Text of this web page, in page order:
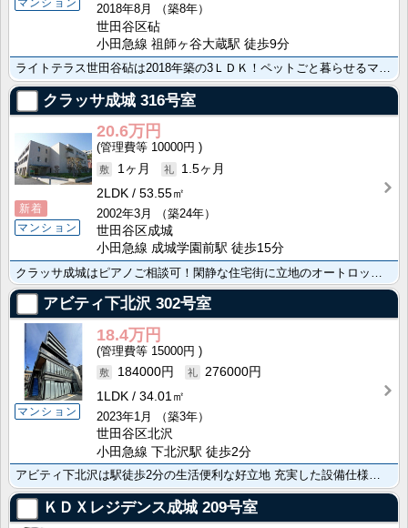
マンション 2018年8月
（築8年）
世田谷区砧
小田急線 祖師ヶ谷大蔵駅 徒歩9分
クラッサ成城 316号室
新着
マンション
20.6万円
10000円
1ヶ月
1.5ヶ月
2LDK
53.55㎡
2002年3月
（築24年）
世田谷区成城
小田急線 成城学園前駅 徒歩15分
アビティ下北沢 302号室
マンション
18.4万円
15000円
184000円
276000円
1LDK
34.01㎡
2023年1月
（築3年）
世田谷区北沢
小田急線 下北沢駅 徒歩2分
アビティ下北沢は駅徒歩2分の生活便利な好立地 充実した設備仕様で暮らしも便利
ＫＤＸレジデンス成城 209号室